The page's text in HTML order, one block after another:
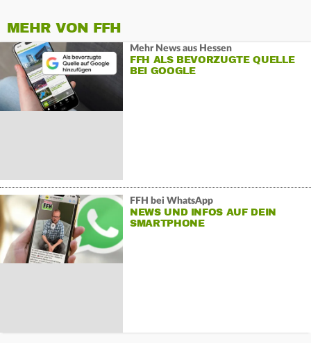
MEHR VON FFH
Mehr News aus Hessen
FFH ALS BEVORZUGTE QUELLE
BEI GOOGLE
FFH bei WhatsApp
NEWS UND INFOS AUF DEIN
SMARTPHONE